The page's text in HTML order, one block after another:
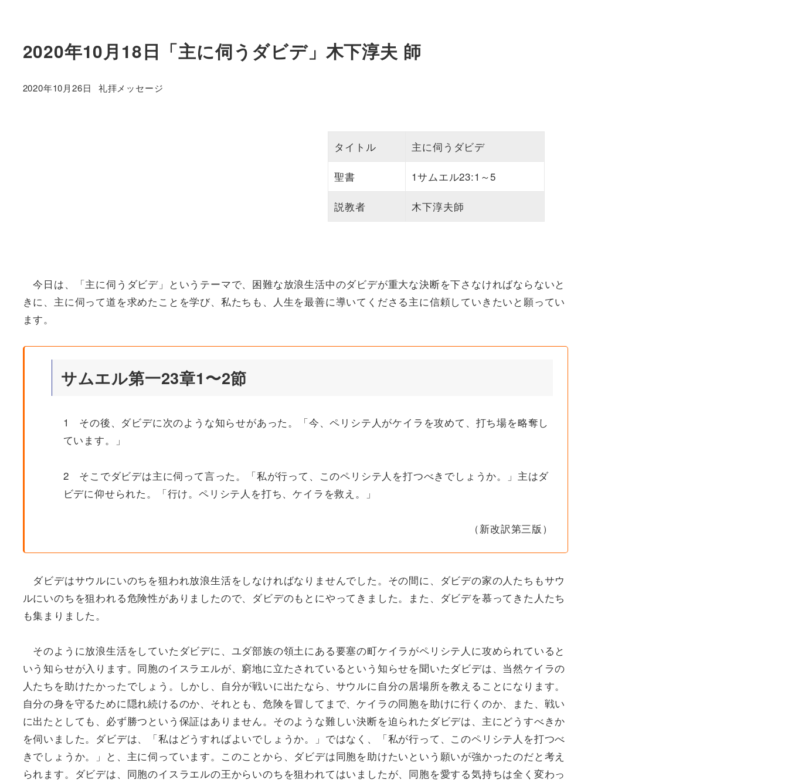
2020年10月18日「主に伺うダビデ」木下淳夫 師
投稿日
2020年10月26日 カテゴリー
礼拝メッセージ
タイトル 主に伺うダビデ
聖書 1サムエル23:1～5
説教者 木下淳夫師
今日は、「主に伺うダビデ」というテーマで、困難な放浪生活中のダビデが重大な決断を下さなければならないと
きに、主に伺って道を求めたことを学び、私たちも、人生を最善に導いてくださる主に信頼していきたいと願ってい
ます。
サムエル第一23章1〜2節
1 その後、ダビデに次のような知らせがあった。「今、ペリシテ人がケイラを攻めて、打ち場を略奪し
ています。」
2 そこでダビデは主に伺って言った。「私が行って、このペリシテ人を打つべきでしょうか。」主はダ
ビデに仰せられた。「行け。ペリシテ人を打ち、ケイラを救え。」
（新改訳第三版）
ダビデはサウルにいのちを狙われ放浪生活をしなければなりませんでした。その間に、ダビデの家の人たちもサウ
ルにいのちを狙われる危険性がありましたので、ダビデのもとにやってきました。また、ダビデを慕ってきた人たち
も集まりました。
そのように放浪生活をしていたダビデに、ユダ部族の領土にある要塞の町ケイラがペリシテ人に攻められていると
いう知らせが入ります。同胞のイスラエルが、窮地に立たされているという知らせを聞いたダビデは、当然ケイラの
人たちを助けたかったでしょう。しかし、自分が戦いに出たなら、サウルに自分の居場所を教えることになります。
自分の身を守るために隠れ続けるのか、それとも、危険を冒してまで、ケイラの同胞を助けに行くのか、また、戦い
に出たとしても、必ず勝つという保証はありません。そのような難しい決断を迫られたダビデは、主にどうすべきか
を伺いました。ダビデは、「私はどうすればよいでしょうか。」ではなく、「私が行って、このペリシテ人を打つべ
きでしょうか。」と、主に伺っています。このことから、ダビデは同胞を助けたいという願いが強かったのだと考え
られます。ダビデは、同胞のイスラエルの王からいのちを狙われてはいましたが、同胞を愛する気持ちは全く変わっ